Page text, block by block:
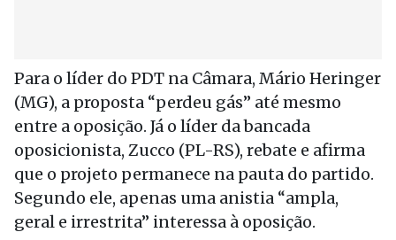
Para o líder do PDT na Câmara, Mário Heringer
(MG), a proposta “perdeu gás” até mesmo
entre a oposição. Já o líder da bancada
oposicionista, Zucco (PL-RS), rebate e afirma
que o projeto permanece na pauta do partido.
Segundo ele, apenas uma anistia “ampla,
geral e irrestrita” interessa à oposição.